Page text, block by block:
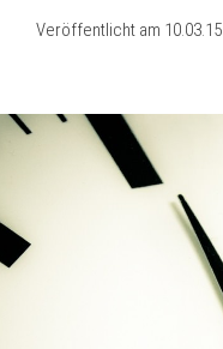
Veröffentlicht am 10.03.15